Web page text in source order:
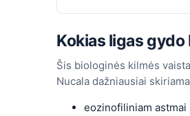
Kokias ligas gydo
Šis biologinės kilmės
Nucala dažniausiai
eozinofiliniam astmai